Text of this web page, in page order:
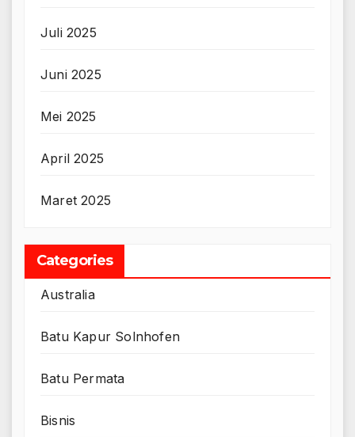
Juli 2025
Juni 2025
Mei 2025
April 2025
Maret 2025
Categories
Australia
Batu Kapur Solnhofen
Batu Permata
Bisnis